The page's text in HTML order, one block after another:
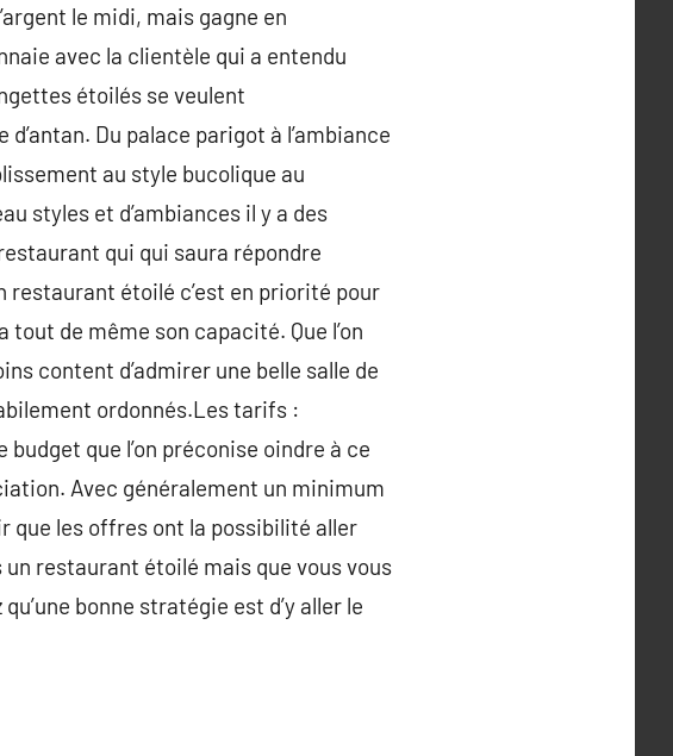
le midi, mais gagne en
avec la clientèle qui a entendu
étoilés se veulent
Du palace parigot à l’ambiance
au style bucolique au
styles et d’ambiances il y a des
qui qui saura répondre
restaurant étoilé c’est en priorité pour
de même son capacité. Que l’on
content d’admirer une belle salle de
ordonnés.Les tarifs :
que l’on préconise oindre à ce
Avec généralement un minimum
que les offres ont la possibilité aller
un restaurant étoilé mais que vous vous
bonne stratégie est d’y aller le